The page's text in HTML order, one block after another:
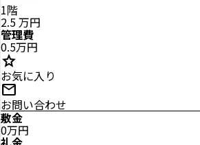
1階
2.5万円
管理費
0.5万円
star
お気に入り
mail
お問い合わせ
敷金
0万円